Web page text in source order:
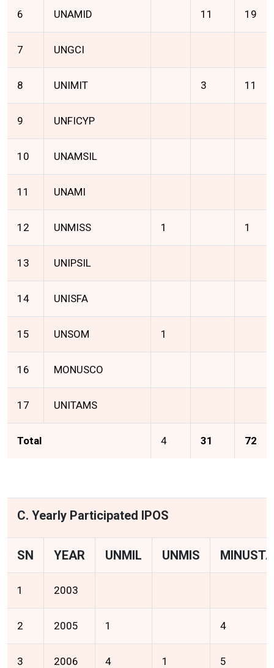
6 UNAMID 11 19
7 UNGCI
8 UNIMIT 3 11
9 UNFICYP
10 UNAMSIL
11 UNAMI
12 UNMISS 1 1
13 UNIPSIL
14 UNISFA
15 UNSOM 1
16 MONUSCO
17 UNITAMS
Total 4 31 72
C. Yearly Participated IPOS
SN YEAR UNMIL UNMIS
1 2003
2 2005 1 4
3 2006 4 1 5